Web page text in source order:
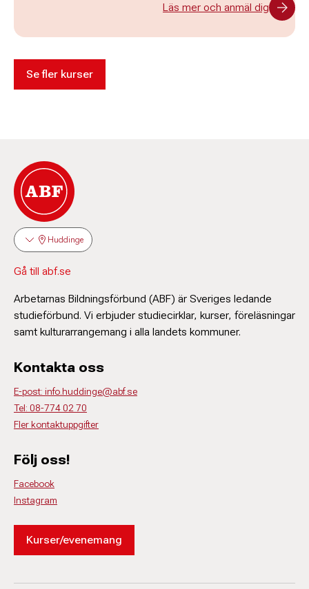
Läs mer och anmäl dig
Se fler kurser
Huddinge
Gå till abf.se
Arbetarnas Bildningsförbund (ABF) är Sveriges ledande
studieförbund. Vi erbjuder studiecirklar, kurser, föreläsningar
samt kulturarrangemang i alla landets kommuner.
Kontakta oss
E-post: info.huddinge@abf.se
Tel: 08-774 02 70
Fler kontaktuppgifter
Följ oss!
Facebook
Instagram
Kurser/evenemang